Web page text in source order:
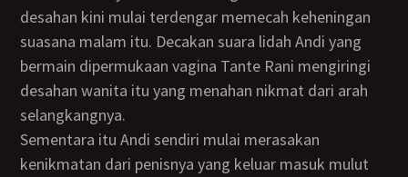
desahan kini mulai terdengar memecah keheningan
suasana malam itu. Decakan suara lidah Andi yang
bermain dipermukaan vagina Tante Rani mengiringi
desahan wanita itu yang menahan nikmat dari arah
selangkangnya.
Sementara itu Andi sendiri mulai merasakan
kenikmatan dari penisnya yang keluar masuk mulut